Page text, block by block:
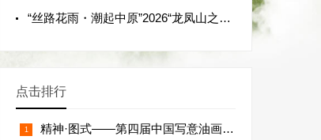
“丝路花雨・潮起中原”2026“龙凤山之夏”河南省首届模特华服大秀圆满举办
点击排行
精神·图式——第四届中国写意油画双年展在吉林艺术学院开幕